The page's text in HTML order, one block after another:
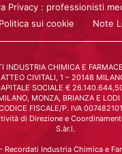
Privacy : professionisti
Politica sui cookie
Note
INDUSTRIA CHIMICA E
CIVITALI, 1 – 20148
SOCIALE €
MONZA, BRIANZA E
FISCALE/P. IVA
di Direzione e
S.àr.l.
Industria Chimica e